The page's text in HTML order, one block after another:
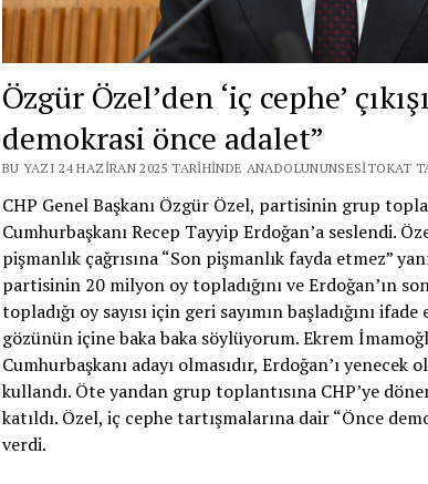
Özgür Özel’den ‘iç cephe’
demokrasi önce adalet”
BU YAZI 24 HAZIRAN 2025 TARIHINDE ANADOLUNUNSESITOKAT
CHP Genel Başkanı Özgür Özel, partisinin grup
Cumhurbaşkanı Recep Tayyip Erdoğan’a seslendi.
pişmanlık çağrısına “Son pişmanlık fayda etmez”
partisinin 20 milyon oy topladığını ve Erdoğan’ın
topladığı oy sayısı için geri sayımın başladığını
gözünün içine baka baka söylüyorum. Ekrem
Cumhurbaşkanı adayı olmasıdır, Erdoğan’ı yenecek
kullandı. Öte yandan grup toplantısına CHP’ye
katıldı. Özel, iç cephe tartışmalarına dair “Önce
verdi.